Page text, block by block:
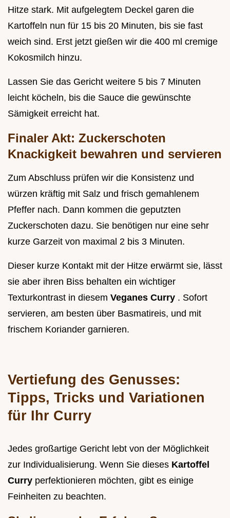
Hitze stark. Mit aufgelegtem Deckel garen die
Kartoffeln nun für 15 bis 20 Minuten, bis sie fast
weich sind. Erst jetzt gießen wir die 400 ml cremige
Kokosmilch hinzu.
Lassen Sie das Gericht weitere 5 bis 7 Minuten
leicht köcheln, bis die Sauce die gewünschte
Sämigkeit erreicht hat.
Finaler Akt: Zuckerschoten
Knackigkeit bewahren und servieren
Zum Abschluss prüfen wir die Konsistenz und
würzen kräftig mit Salz und frisch gemahlenem
Pfeffer nach. Dann kommen die geputzten
Zuckerschoten dazu. Sie benötigen nur eine sehr
kurze Garzeit von maximal 2 bis 3 Minuten.
Dieser kurze Kontakt mit der Hitze erwärmt sie, lässt
sie aber ihren Biss behalten ein wichtiger
Texturkontrast in diesem Veganes Curry . Sofort
servieren, am besten über Basmatireis, und mit
frischem Koriander garnieren.
Vertiefung des Genusses:
Tipps, Tricks und Variationen
für Ihr Curry
Jedes großartige Gericht lebt von der Möglichkeit
zur Individualisierung. Wenn Sie dieses Kartoffel
Curry perfektionieren möchten, gibt es einige
Feinheiten zu beachten.